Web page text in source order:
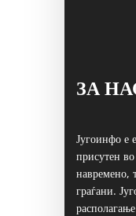
ЗА
Југоинфо е
присутен
навремено,
граѓани.